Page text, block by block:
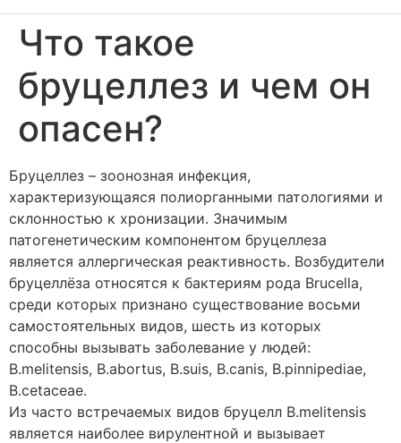
Что такое
бруцеллез и чем он
опасен?
Бруцеллез – зоонозная инфекция,
характеризующаяся полиорганными патологиями и
склонностью к хронизации. Значимым
патогенетическим компонентом бруцеллеза
является аллергическая реактивность. Возбудители
бруцеллёза относятся к бактериям рода Brucella,
среди которых признано существование восьми
самостоятельных видов, шесть из которых
способны вызывать заболевание у людей:
B.melitensis, В.abortus, B.suis, B.canis, B.pinnipediae,
B.cetaceae.
Из часто встречаемых видов бруцелл B.melitensis
является наиболее вирулентной и вызывает